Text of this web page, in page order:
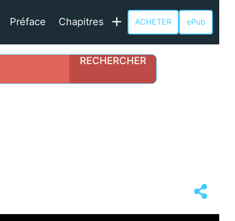
Préface Chapitres
Ouvrir
le
menu
ACHETER ePub
Twitter Linkedin